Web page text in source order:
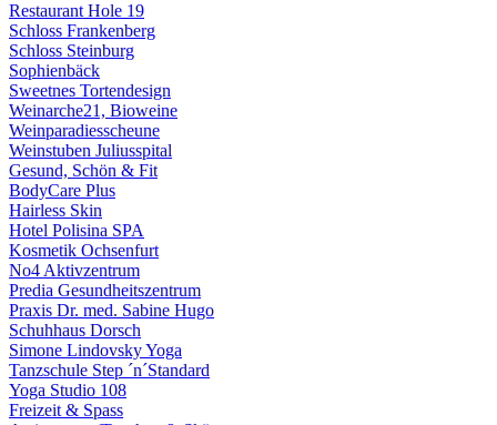
Restaurant Hole 19
Schloss Frankenberg
Schloss Steinburg
Sophienbäck
Sweetnes Tortendesign
Weinarche21, Bioweine
Weinparadiesscheune
Weinstuben Juliusspital
Gesund, Schön & Fit
BodyCare Plus
Hairless Skin
Hotel Polisina SPA
Kosmetik Ochsenfurt
No4 Aktivzentrum
Predia Gesundheitszentrum
Praxis Dr. med. Sabine Hugo
Schuhhaus Dorsch
Simone Lindovsky Yoga
Tanzschule Step ´n´Standard
Yoga Studio 108
Freizeit & Spass